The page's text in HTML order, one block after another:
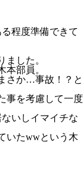
程度準備できて
ました。
本部員。
さか…事故！？と
事を考慮して一度
いしイマイチな
いたwwという木